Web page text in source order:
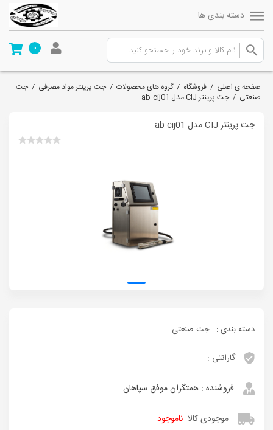
دسته بندی ها
0
صفحه ی اصلی / فروشگاه /گروه های محصولات / جت پرینتر مواد مصرفی / جت
صنعتی / جت پرینتر CIJ مدل ab-cij01
جت پرینتر CIJ مدل ab-cij01
دسته بندی : جت صنعتی
گارانتی :
فروشنده : همتگران موفق سپاهان
موجودی کالا :ناموجود